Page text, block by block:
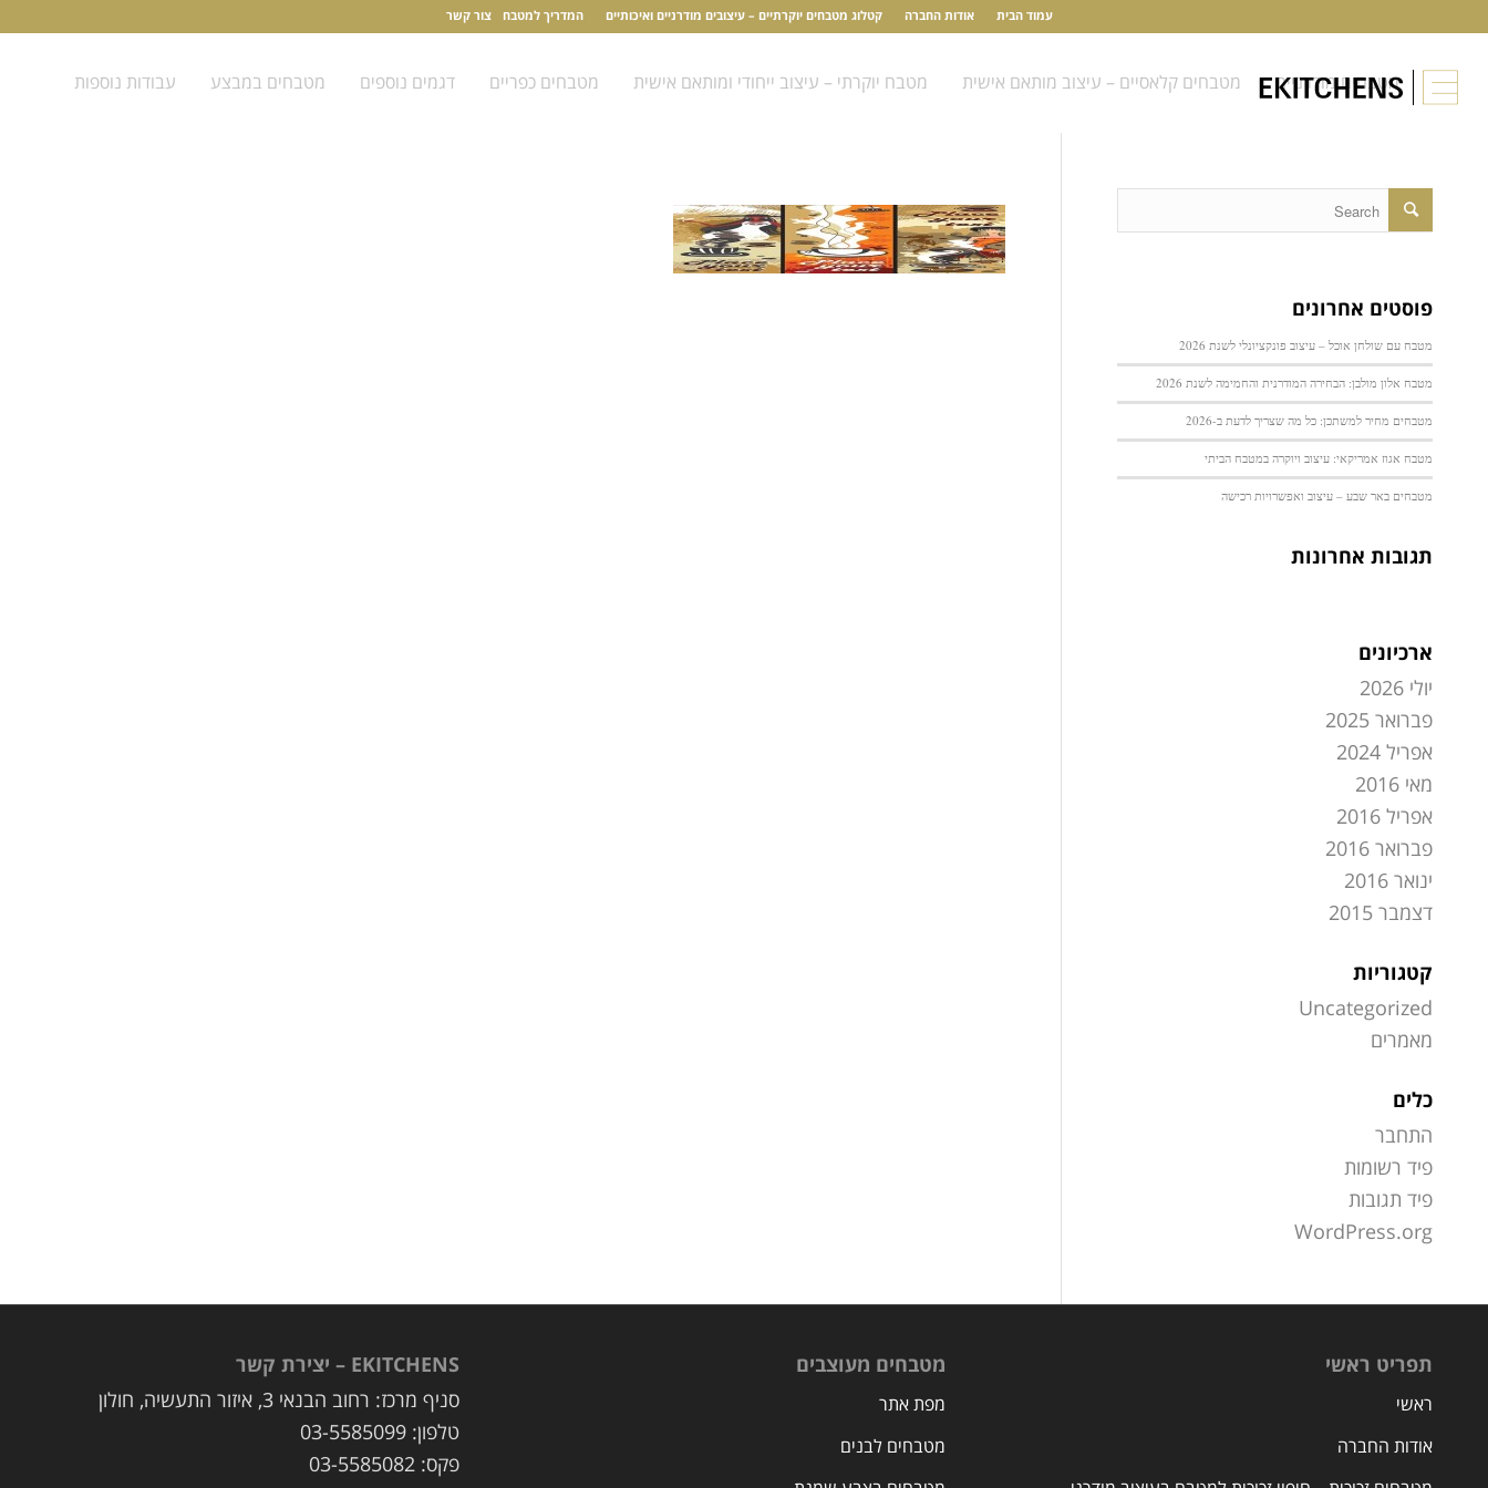
עמוד הבית אודות החברה קטלוג מטבחים יוקרתיים – עיצובים מודרניים ואיכותיים המדריך למטבח צור קשר
מטבחים מודרניים מטבחים קלאסיים – עיצוב מותאם אישית מטבח יוקרתי – עיצוב ייחודי ומותאם אישית מטבחים כפריים דגמים נוספים מטבחים במבצע עבודות נוספות
פוסטים אחרונים
מטבח עם שולחן אוכל – עיצוב פונקציונלי לשנת 2026
מטבח אלון מולבן: הבחירה המודרנית והחמימה לשנת 2026
מטבחים מחיר למשתכן: כל מה שצריך לדעת ב-2026
מטבח אגוז אמריקאי: עיצוב ויוקרה במטבח הביתי
מטבחים באר שבע – עיצוב ואפשרויות רכישה
תגובות אחרונות
ארכיונים
יולי 2026
פברואר 2025
אפריל 2024
מאי 2016
אפריל 2016
פברואר 2016
ינואר 2016
דצמבר 2015
קטגוריות
Uncategorized
מאמרים
כלים
התחבר
פיד רשומות
פיד תגובות
WordPress.org
EKITCHENS – יצירת קשר
סניף מרכז: רחוב הבנאי 3, איזור התעשיה, חולון
טלפון: 03-5585099
פקס: 03-5585082
מטבחים מעוצבים
מפת אתר
מטבחים לבנים
תפריט ראשי
ראשי
אודות החברה